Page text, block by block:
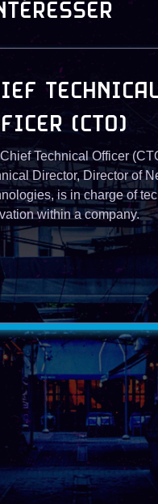
(CTO)
Technical Officer
Director, Director of
is in charge of
within a company.